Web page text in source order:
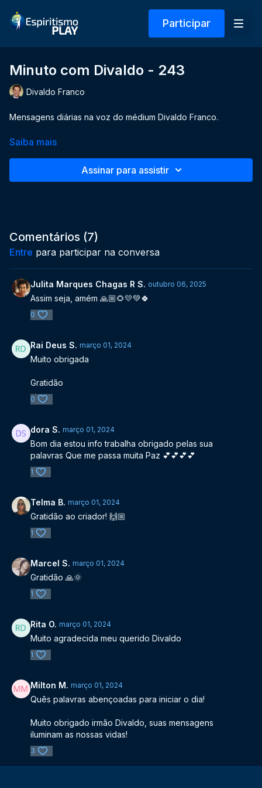
Participar
Minuto com Divaldo - 243
Divaldo Franco
Mensagens diárias na voz do médium Divaldo Franco.
Saiba mais
Assinar para assistir
Comentários (7)
Entre para participar na conversa
Julita Marques Chagas R S. outubro 06, 2025
Assim seja, amém 🙏🏼🌻💛💚🍀
0
Rai Deus S. março 01, 2024
Muito obrigada
Gratidão
0
dora S. março 01, 2024
Bom dia estou info trabalha obrigado pelas sua
palavras Que me passa muita Paz 💕💕💕💕
1
Telma B. março 01, 2024
Gratidão ao criador! 🙌🏼
1
Marcel S. março 01, 2024
Gratidão 🙏🌞
1
Rita O. março 01, 2024
Muito agradecida meu querido Divaldo
1
Milton M. março 01, 2024
Quês palavras abençoadas para iniciar o dia!
Muito obrigado irmão Divaldo, suas mensagens
iluminam as nossas vidas!
3